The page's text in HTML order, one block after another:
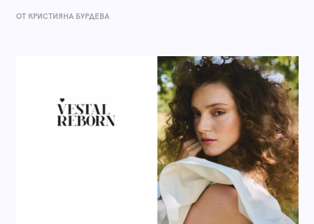
ОТ КРИСТИЯНА БУРДЕВА